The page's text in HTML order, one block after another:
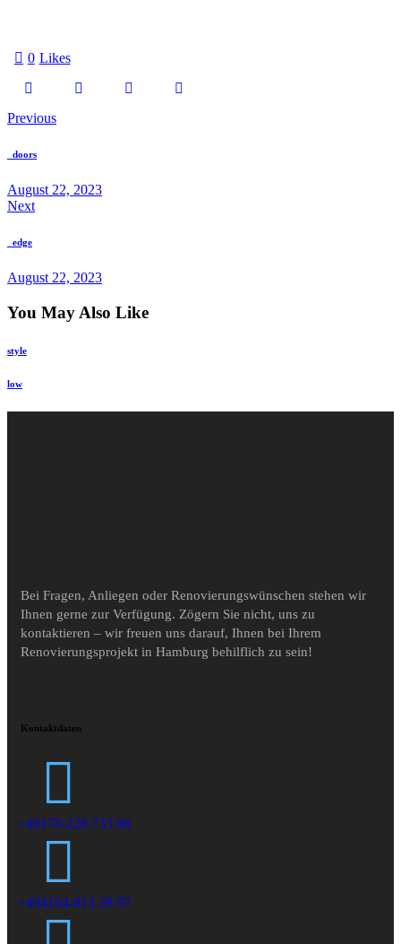
0 Likes
Previous
_doors
August 22, 2023
Next
_edge
August 22, 2023
You May Also Like
style
low
Bei Fragen, Anliegen oder Renovierungswünschen stehen wir
Ihnen gerne zur Verfügung. Zögern Sie nicht, uns zu
kontaktieren – wir freuen uns darauf, Ihnen bei Ihrem
Renovierungsprojekt in Hamburg behilflich zu sein!
Kontaktdaten
+49176-228 733 86
+494164-813 29 97